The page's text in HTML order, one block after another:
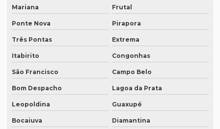
Empresa de tradução simultânea para teams em campinas
Empresa de tradução simultânea para teams em recife
Empresa de tradução simultânea para zoom
Empresa de tradução simultânea para zoom em curitiba
Empresa de tradução simultânea para zoom em sp
Empresa tradução site
Empresa de tradução de sites em inglês
Mariana Frutal
Ponte Nova Pirapora
Três Pontas Extrema
Itabirito Congonhas
São Francisco Campo Belo
Bom Despacho Lagoa da Prata
Leopoldina Guaxupé
Bocaiuva Diamantina